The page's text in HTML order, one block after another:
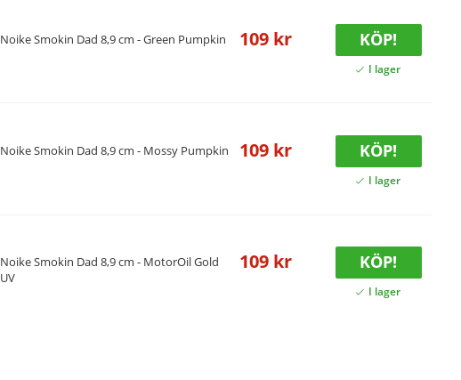
Noike Smokin Dad 8,9 cm - Green Pumpkin 109 kr KÖP!
Noike Smokin Dad 8,9 cm - Mossy Pumpkin 109 kr KÖP!
Noike Smokin Dad 8,9 cm - MotorOil Gold
UV
109 kr KÖP!